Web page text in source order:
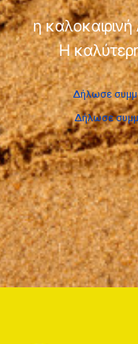
η
Η
Δήλωσε
Δήλωσε